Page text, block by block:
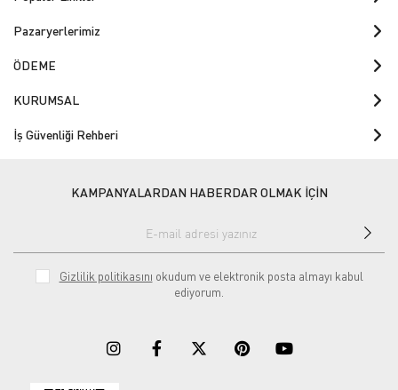
Pazaryerlerimiz
ÖDEME
KURUMSAL
İş Güvenliği Rehberi
KAMPANYALARDAN HABERDAR OLMAK İÇİN
Gizlilik politikasını okudum ve elektronik posta almayı kabul
ediyorum.